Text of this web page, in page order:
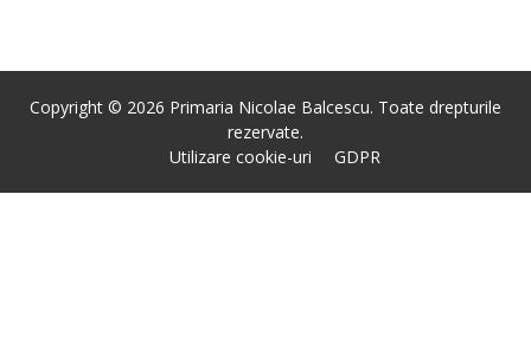
Copyright © 2026 Primaria Nicolae Balcescu. Toate drepturile
rezervate.
Utilizare cookie-uri
GDPR